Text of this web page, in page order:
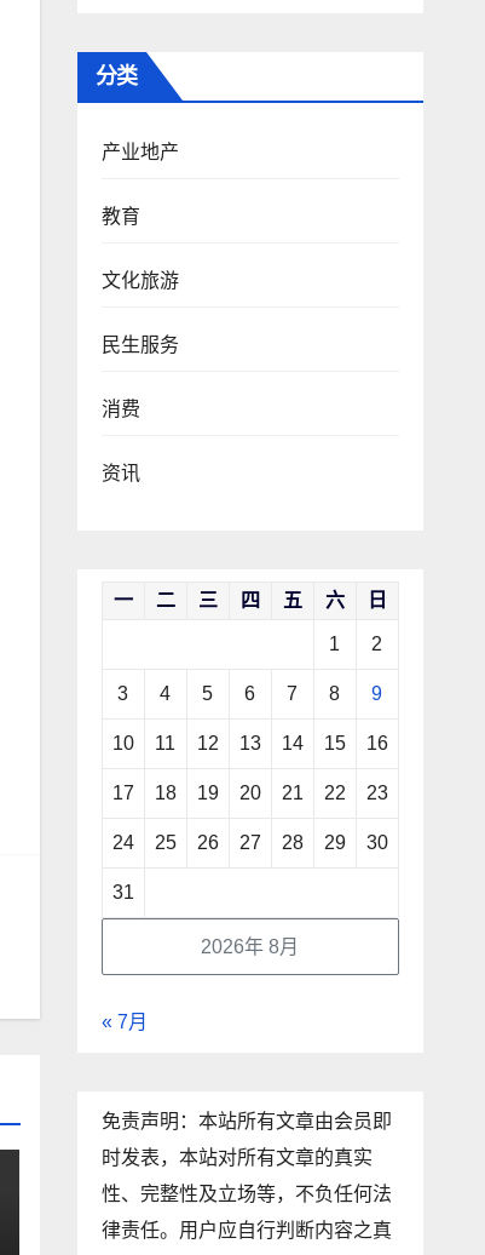
分类
产业地产
教育
文化旅游
民生服务
消费
资讯
2026年 8月
一 二 三 四 五 六 日
1 2
3 4 5 6 7 8 9
10 11 12 13 14 15 16
17 18 19 20 21 22 23
24 25 26 27 28 29 30
31
« 7月
免责声明：本站所有文章由会员即
时发表，本站对所有文章的真实
性、完整性及立场等，不负任何法
律责任。用户应自行判断内容之真